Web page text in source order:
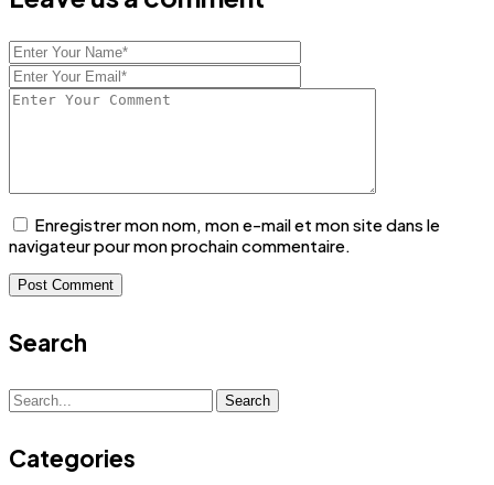
Enregistrer mon nom, mon e-mail et mon site dans le
navigateur pour mon prochain commentaire.
Search
Search
for:
Search
Categories